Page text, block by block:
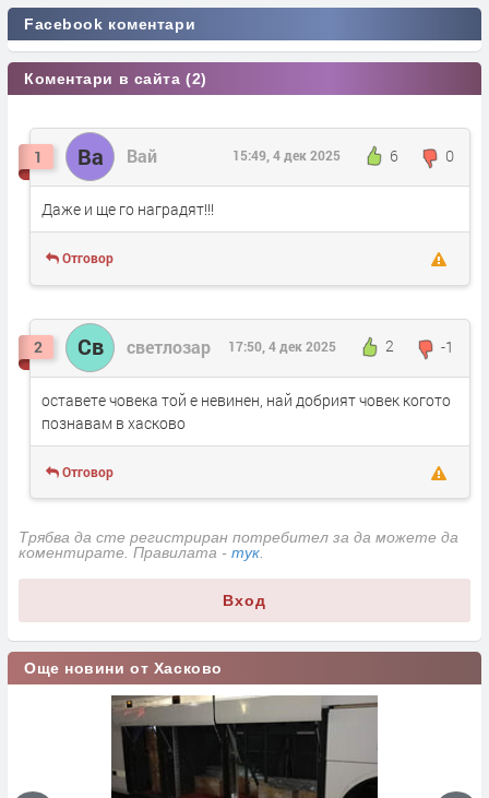
Facebook коментари
Коментари в сайта (2)
1 Ва Вай 6 0
15:49, 4 дек 2025
Даже и ще го наградят!!!
Отговор
2 Св светлозар 2 -1
17:50, 4 дек 2025
оставете човека той е невинен, най добрият човек когото
познавам в хасково
Отговор
Трябва да сте регистриран потребител за да можете да
коментирате. Правилата - тук.
Вход
Още новини от Хасково